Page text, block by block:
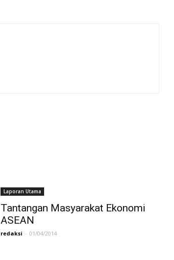
Laporan Utama
Tantangan Masyarakat Ekonomi
ASEAN
redaksi - 01/04/2014